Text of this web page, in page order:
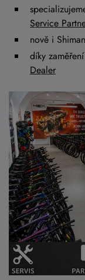
Service
nově i
díky
Dealer